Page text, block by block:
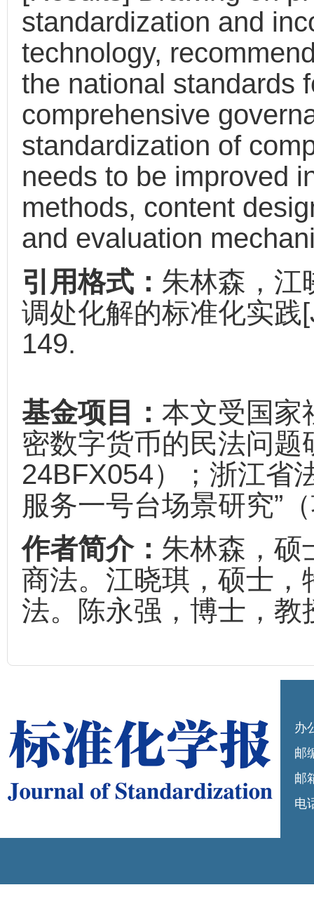
standardization and
technology,
the national standards
comprehensive
standardization of
needs to be improved
methods, content
and evaluation
引用格式： 朱林森，江
调处化解的标准化实践
149.
基金项目： 本文受国家
密数字货币的民法问题
24BFX054）；浙江省
服务一号台场景研究”
作者简介： 朱林森，硕
商法。江晓琪，硕士
法。陈永强，博士，
办
邮
邮
电